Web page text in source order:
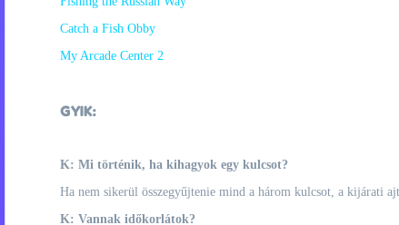
Catch a Fish Obby
My Arcade Center 2
GYIK:
K: Mi történik, ha kihagyok egy kulcsot?
Ha nem sikerül összegyűjtenie mind a három kulcsot, a kijárati
K: Vannak időkorlátok?